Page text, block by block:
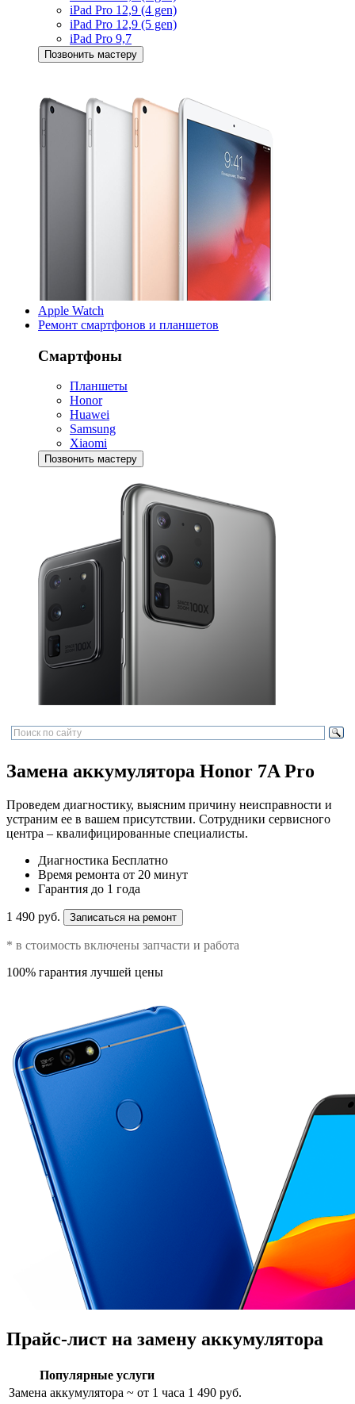
iPad Pro 12,9 (4 gen)
iPad Pro 12,9 (5 gen)
iPad Pro 9,7
Позвонить мастеру
Apple Watch
Ремонт смартфонов и планшетов
Смартфоны
Планшеты
Honor
Huawei
Samsung
Xiaomi
Позвонить мастеру
Замена аккумулятора Honor 7A Pro
Проведем диагностику, выясним причину неисправности и
устраним ее в вашем присутствии. Сотрудники сервисного
центра – квалифицированные специалисты.
Диагностика Бесплатно
Время ремонта от 20 минут
Гарантия до 1 года
1 490 руб. Записаться на ремонт
* в стоимость включены запчасти и работа
100% гарантия лучшей цены
Прайс-лист на замену аккумулятора
Популярные услуги
Замена аккумулятора ~ от 1 часа 1 490 руб.